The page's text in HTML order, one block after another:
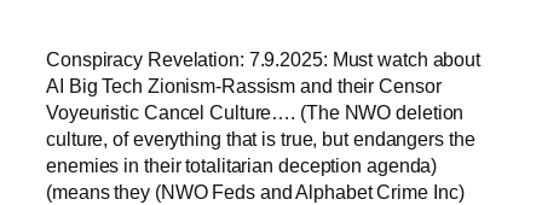
Conspiracy Revelation: 7.9.2025: Must watch about
AI Big Tech Zionism-Rassism and their Censor
Voyeuristic Cancel Culture…. (The NWO deletion
culture, of everything that is true, but endangers the
enemies in their totalitarian deception agenda)
(means they (NWO Feds and Alphabet Crime Inc)